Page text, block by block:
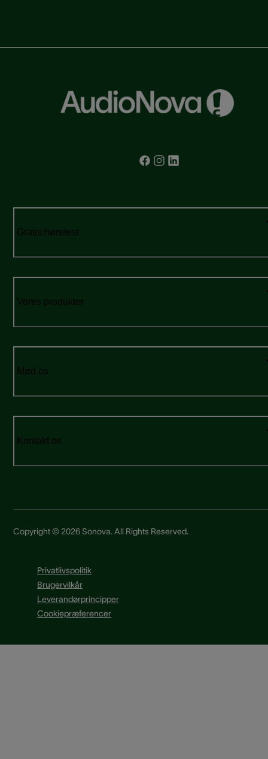
Gratis høretest
Vores produkter
Mød os
Kontakt os
Copyright © 2026 Sonova. All Rights Reserved.
Privatlivspolitik
Brugervilkår
Leverandørprincipper
Cookiepræferencer